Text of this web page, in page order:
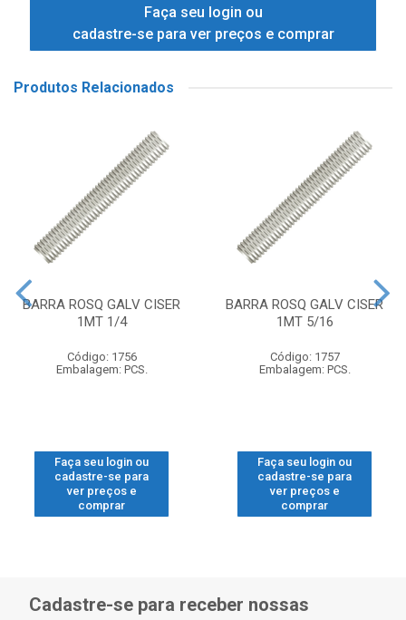
Faça seu login ou
cadastre-se para ver preços e comprar
Produtos Relacionados
BARRA ROSQ GALV CISER
1MT 1/4
Código: 1756
Embalagem: PCS.
Faça seu login ou
cadastre-se para
ver preços e
comprar
BARRA ROSQ GALV CISER
1MT 5/16
Código: 1757
Embalagem: PCS.
Faça seu login ou
cadastre-se para
ver preços e
comprar
Cadastre-se para receber nossas